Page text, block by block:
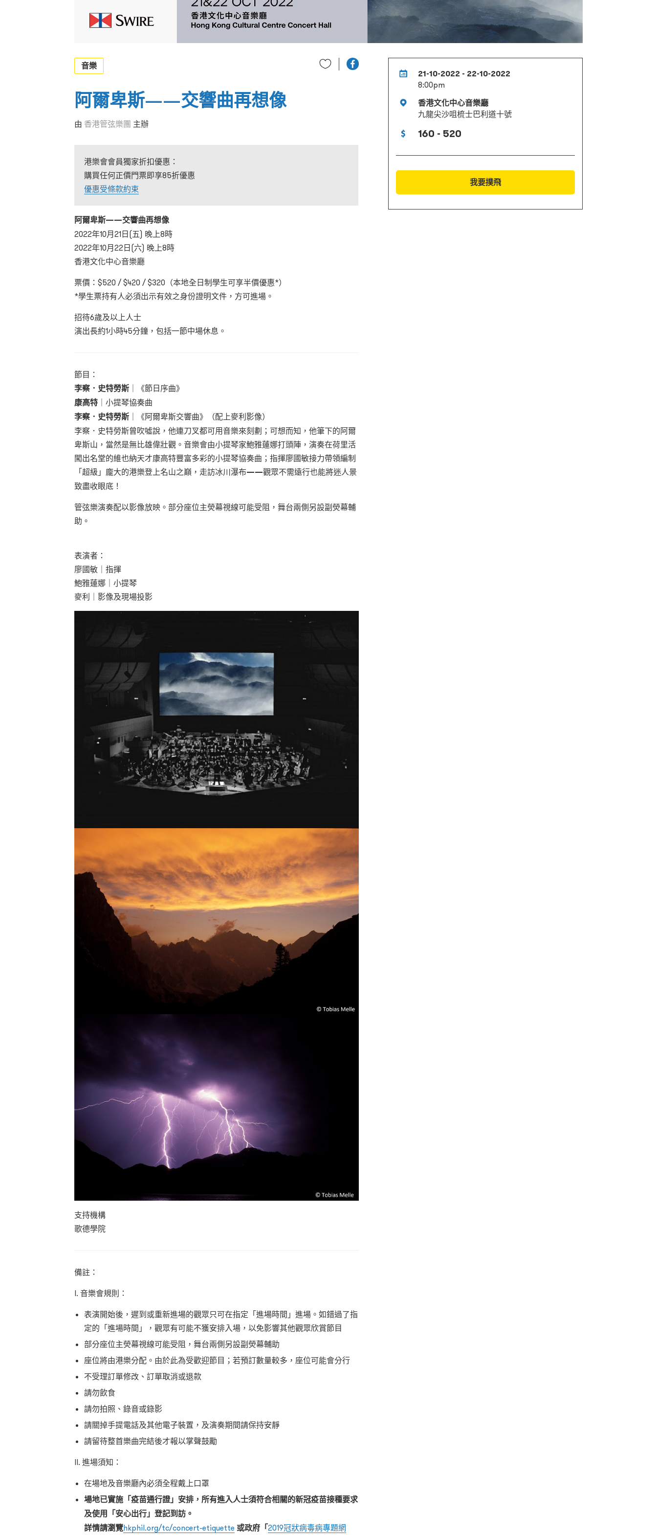
21-10-2022 - 22-10-2022
8:00pm
香港文化中心音樂廳
九龍尖沙咀梳士巴利道十號
160 - 520
我要撲飛
音樂
阿爾卑斯——交響曲再想像
由 香港管弦樂團 主辦
港樂會會員獨家折扣優惠：
購買任何正價門票即享85折優惠
優惠受條款約束
阿爾卑斯——交響曲再想像
2022年10月21日(五) 晚上8時
2022年10月22日(六) 晚上8時
香港文化中心音樂廳
票價：$520 / $420 / $320（本地全日制學生可享半價優惠*）
*學生票持有人必須出示有效之身份證明文件，方可進場。
招待6歲及以上人士
演出長約1小時45分鐘，包括一節中場休息。
節目：
李察．史特勞斯 ｜《節日序曲》
康高特 ｜小提琴協奏曲
李察．史特勞斯 ｜《阿爾卑斯交響曲》（配上麥利影像）
李察．史特勞斯曾吹噓說，他連刀叉都可用音樂來刻劃；可想而知，他筆下的阿爾
卑斯山，當然是無比雄偉壯觀。音樂會由小提琴家鮑雅蓮娜打頭陣，演奏在荷里活
闖出名堂的維也納天才康高特豐富多彩的小提琴協奏曲；指揮廖國敏接力帶領編制
「超級」龐大的港樂登上名山之巔，走訪冰川瀑布——觀眾不需遠行也能將迷人景
致盡收眼底！
管弦樂演奏配以影像放映。部分座位主熒幕視線可能受阻，舞台兩側另設副熒幕輔
助。
表演者：
廖國敏｜指揮
鮑雅蓮娜｜小提琴
麥利｜影像及現場投影
支持機構
歌德學院
備註：
I. 音樂會規則：
表演開始後，遲到或重新進場的觀眾只可在指定「進場時間」進場。如錯過了指
定的「進場時間」，觀眾有可能不獲安排入場，以免影響其他觀眾欣賞節目
部分座位主熒幕視線可能受阻，舞台兩側另設副熒幕輔助
座位將由港樂分配。由於此為受歡迎節目；若預訂數量較多，座位可能會分行
不受理訂單修改、訂單取消或退款
請勿飲食
請勿拍照、錄音或錄影
請關掉手提電話及其他電子裝置，及演奏期間請保持安靜
請留待整首樂曲完結後才報以掌聲鼓勵
II. 進場須知：
在場地及音樂廳內必須全程戴上口罩
場地已實施「疫苗通行證」安排，所有進入人士須符合相關的新冠疫苗接種要求
及使用「安心出行」登記到訪。
詳情請瀏覽hkphil.org/tc/concert-etiquette 或政府「2019冠狀病毒病專題網